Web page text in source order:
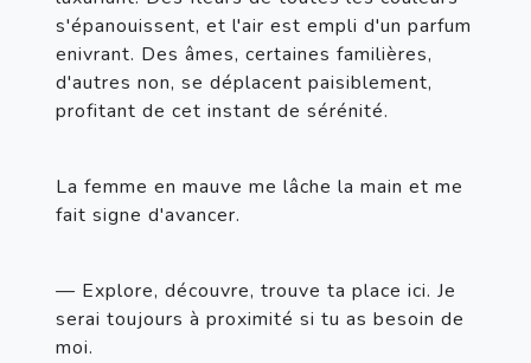
s'épanouissent, et l'air est empli d'un parfum
enivrant. Des âmes, certaines familières,
d'autres non, se déplacent paisiblement,
profitant de cet instant de sérénité.
La femme en mauve me lâche la main et me
fait signe d'avancer.
— Explore, découvre, trouve ta place ici. Je
serai toujours à proximité si tu as besoin de
moi.